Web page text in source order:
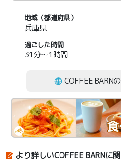
地域（都道府県）
兵庫県
過ごした時間
31分～1時間
COFFEE BARN
より詳しいCOFFEE BARNに